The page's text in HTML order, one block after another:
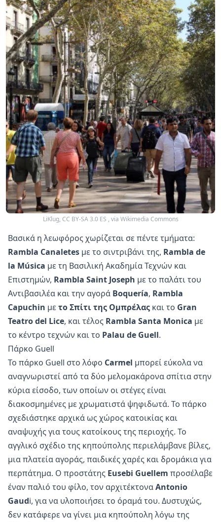
LiKlug, CC BY-SA 3.0 ES , via Wikimedia Commons
Βασικά η λεωφόρος χωρίζεται σε πέντε τμήματα:
Rambla Canaletes με το σιντριβάνι της, Rambla de
la Música με τη Βασιλική Ακαδημία Τεχνών και
Επιστημών, Rambla Saint Joseph με το παλάτι του
Αντιβασιλέα και την αγορά Boquería, Rambla
Capuchin μετο Σπίτι της Ομπρέλας και το Gran
Teatro del Lice, και τέλος Rambla Santa Monica με
το κέντρο τεχνών και το Palau de Guell.
Πάρκο Guell
Το πάρκο Guell στο λόφο Carmel μπορεί εύκολα να
αναγνωριστεί από τα δύο μελομακάρονα σπίτια στην
κύρια είσοδο, των οποίων οι στέγες είναι
διακοσμημένες με χρωματιστά ψηφιδωτά. Το πάρκο
σχεδιάστηκε αρχικά ως χώρος κατοικίας και
αναψυχής για τους κατοίκους της περιοχής. Το
αγγλικό σχέδιο της κηπούπολης περιελάμβανε βίλες,
μια πλατεία αγοράς, παιδικές χαρές και δρομάκια για
περπάτημα. Ο προστάτης Eusebi Guellem προσέλαβε
έναν παλιό του φίλο, τον αρχιτέκτοναAntonio
Gaudi, για να υλοποιήσει το όραμά του. Δυστυχώς,
δεν κατάφερε να γίνει μια κηπούπολη λόγω της